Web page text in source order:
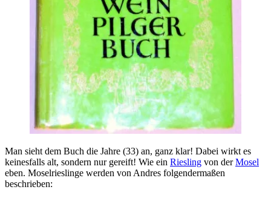
Man sieht dem Buch die Jahre (33) an, ganz klar! Dabei wirkt es
keinesfalls alt, sondern nur gereift! Wie ein Riesling von derMosel
eben. Moselrieslinge werden von Andres folgendermaßen
beschrieben: